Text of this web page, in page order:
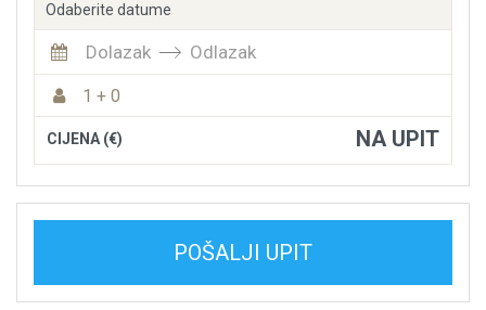
Odaberite datume
Dolazak Odlazak
1 + 0
CIJENA (€) NA UPIT
POŠALJI UPIT